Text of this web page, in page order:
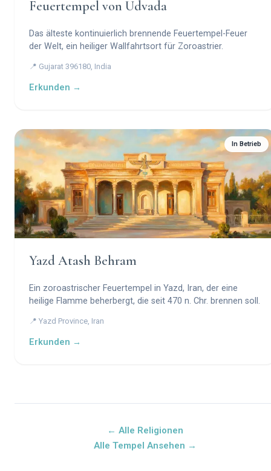
Feuertempel von Udvada
Das älteste kontinuierlich brennende Feuertempel-Feuer
der Welt, ein heiliger Wallfahrtsort für Zoroastrier.
📍 Gujarat 396180, India
Erkunden →
In Betrieb
Yazd Atash Behram
Ein zoroastrischer Feuertempel in Yazd, Iran, der eine
heilige Flamme beherbergt, die seit 470 n. Chr. brennen soll.
📍 Yazd Province, Iran
Erkunden →
← Alle Religionen
Alle Tempel Ansehen →